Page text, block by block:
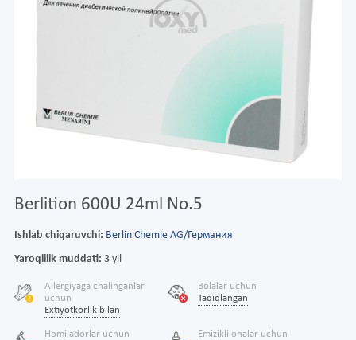
Berlition 600U 24ml No.5
Ishlab chiqaruvchi: Berlin Chemie AG/Германия
Yaroqlilik muddati: 3 yil
Allergiyaga chalinganlar
uchun
Extiyotkorlik bilan
Bolalar uchun
Taqiqlangan
Homiladorlar uchun
Emizikli onalar uchun